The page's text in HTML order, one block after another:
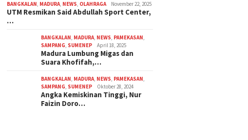
BANGKALAN, MADURA, NEWS, OLAHRAGA November 22, 2025
UTM Resmikan Said Abdullah Sport Center,
…
BANGKALAN, MADURA, NEWS, PAMEKASAN,
SAMPANG, SUMENEP April 18, 2025
Madura Lumbung Migas dan
Suara Khofifah,…
BANGKALAN, MADURA, NEWS, PAMEKASAN,
SAMPANG, SUMENEP Oktober 28, 2024
Angka Kemiskinan Tinggi, Nur
Faizin Doro…